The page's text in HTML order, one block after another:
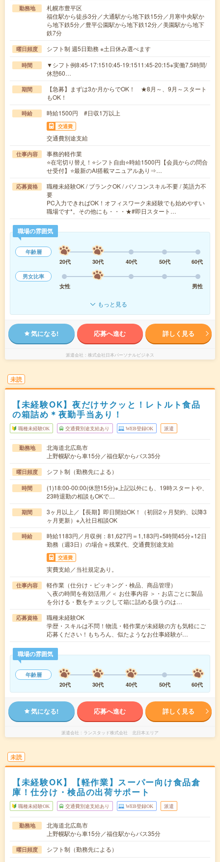
勤務地
札幌市豊平区
福住駅から徒歩3分／大通駅から地下鉄15分／月寒中央駅か
ら地下鉄5分／豊平公園駅から地下鉄12分／美園駅から地下
鉄7分
曜日頻度 シフト制 週5日勤務 ※土日休み選べます
時間
▼シフト例8:45-17:1510:45-19:1511:45-20:15※実働7.5時間/
休憩60…
期間
【急募】まずは3か月からでOK！ ★8月～、9月～スタート
もOK！
時給 時給1500円 #日収1万以上
交通費
交通費別途支給
仕事内容
事務的軽作業
⭐在宅切り替え！⭐シフト自由⭐時給1500円【会員からの問合
せ受付】⭐最新のAI搭載マニュアルあり⇒…
応募資格
職種未経験OK / ブランクOK / パソコンスキル不要 / 英語力不
要
PC入力できればOK！オフィスワーク未経験でも始めやすい
職場です*。その他にも・・・★#即日スタート…
職場の雰囲気
年齢層
20代
30代 40代 50代
60代
男女比率
女性
男性
もっと見る
気になる! 応募へ進む 詳しく見る
派遣会社 株式会社日本パーソナルビジネス
未読
【未経験OK】夜だけサクッと！レトルト食品
の箱詰め＊夜勤手当あり！
職種未経験OK 交通費別途支給あり WEB登録OK 派遣
勤務地
北海道北広島市
上野幌駅から車15分／福住駅からバス35分
曜日頻度 シフト制（勤務先による）
時間
(1)18:00-00:00(休憩15分)※上記以外にも、19時スタートや、
23時退勤の相談もOKで…
期間
3ヶ月以上／【長期】即日開始OK！（初回2ヶ月契約、以降3
ヶ月更新）※入社日相談OK
時給
時給1183円／月収例：81,627円＝1,183円×5時間45分×12日
勤務（週3日）の場合＋残業代、交通費別途支給
交通費
実費支給／当社規定あり。
仕事内容
軽作業（仕分け・ピッキング・検品、商品管理）
＼夜の時間を有効活用／＜ お仕事内容 ＞・お店ごとに製品
を分ける・数をチェックして箱に詰める扱うのは…
応募資格
職種未経験OK
学歴・スキルは不問！物流・軽作業が未経験の方も気軽にご
応募ください！もちろん、似たようなお仕事経験が…
職場の雰囲気
年齢層
20代
30代 40代 50代 60代
気になる! 応募へ進む 詳しく見る
派遣会社 ランスタッド株式会社 北日本エリア
未読
【未経験OK】【軽作業】スーパー向け食品倉
庫！仕分け・検品の出荷サポート
職種未経験OK 交通費別途支給あり WEB登録OK 派遣
勤務地
北海道北広島市
上野幌駅から車15分／福住駅からバス35分
曜日頻度
シフト制（勤務先による）